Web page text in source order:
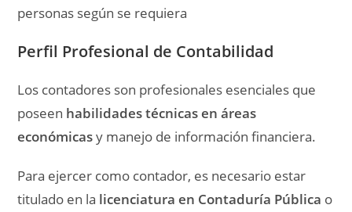
personas según se requiera
Perfil Profesional de Contabilidad
Los contadores son profesionales esenciales que
poseen habilidades técnicas en áreas
económicasy manejo de información financiera.
Para ejercer como contador, es necesario estar
titulado en la licenciatura en Contaduría Pública o